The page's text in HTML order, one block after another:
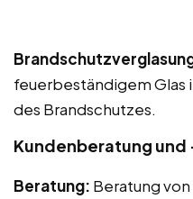
feuerbeständigem Glas
des Brandschutzes.
Kundenberatung
Beratung: Beratung